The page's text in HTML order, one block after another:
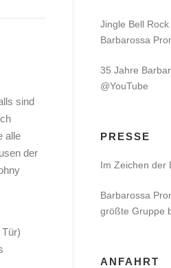
sind
alle
der
Jingle Bell
Barbarossa
35 Jahre
@YouTube
PRESSE
Im Zeichen der
Barbarossa
größte Gruppe
ANFAHRT